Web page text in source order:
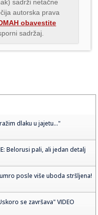
sadrži netačne
autorska prava
obavestite
sadržaj.
dlaku u jajetu..."
Belorusi pali, ali jedan detalj
posle više uboda stršljena!
se završava" VIDEO